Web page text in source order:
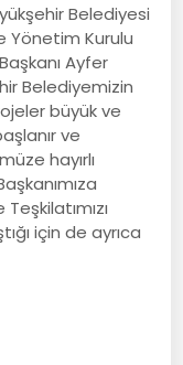
Belediyesi
Yönetim Kurulu
Ayfer
Belediyemizin
büyük ve
ve
hayırlı
için de ayrıca